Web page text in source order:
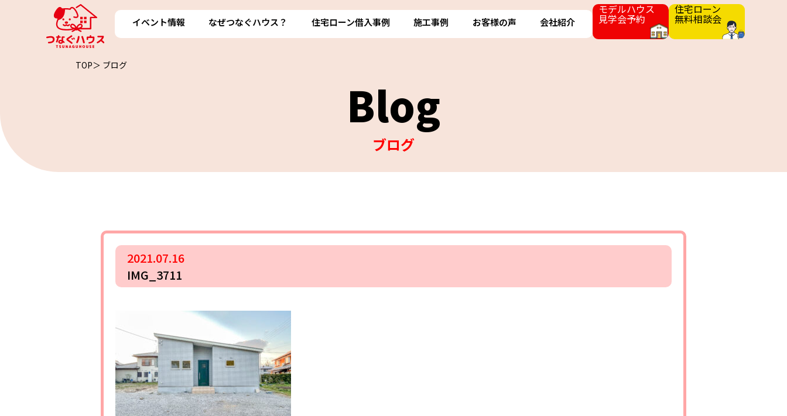
イベント情報 なぜつなぐハウス？ 住宅ローン借入事例 施工事例 お客様の声 会社紹介
モデルハウス
見学会予約
住宅ローン
無料相談会
TOP＞ ブログ
Blog
ブログ
2021.07.16
IMG_3711